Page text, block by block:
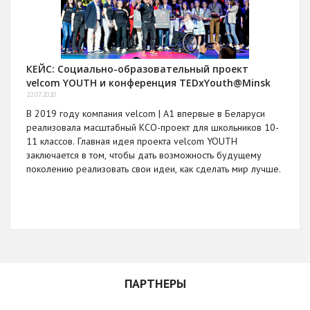
был презентован на финальной пресс-конференции
проекта «Я вижу!». Сборники с комиксами были переданы
лидерам мнений, которые разместили в своих социальных
сетях информационные посты. После презентации раздача
комиксов стартовала в 14-ти магазинах OZ по всей
Беларуси. Все желающие, кто не успел получить комикс,
могли прочитать его бесплатно в онлайн-формате.
ИТОГИ
Более 30 журналистов посетили презентации
комиксов в Минске и Витебске.
КЕЙС: Социально-образовательный проект
velcom YOUTH и конференция TEDxYouth@Minsk
22.07.2020
В 2019 году компания velcom | A1 впервые в Беларуси
реализовала масштабный КСО-проект для школьников 10-
11 классов. Главная идея проекта velcom YOUTH
заключается в том, чтобы дать возможность будущему
поколению реализовать свои идеи, как сделать мир лучше.
ПАРТНЕРЫ